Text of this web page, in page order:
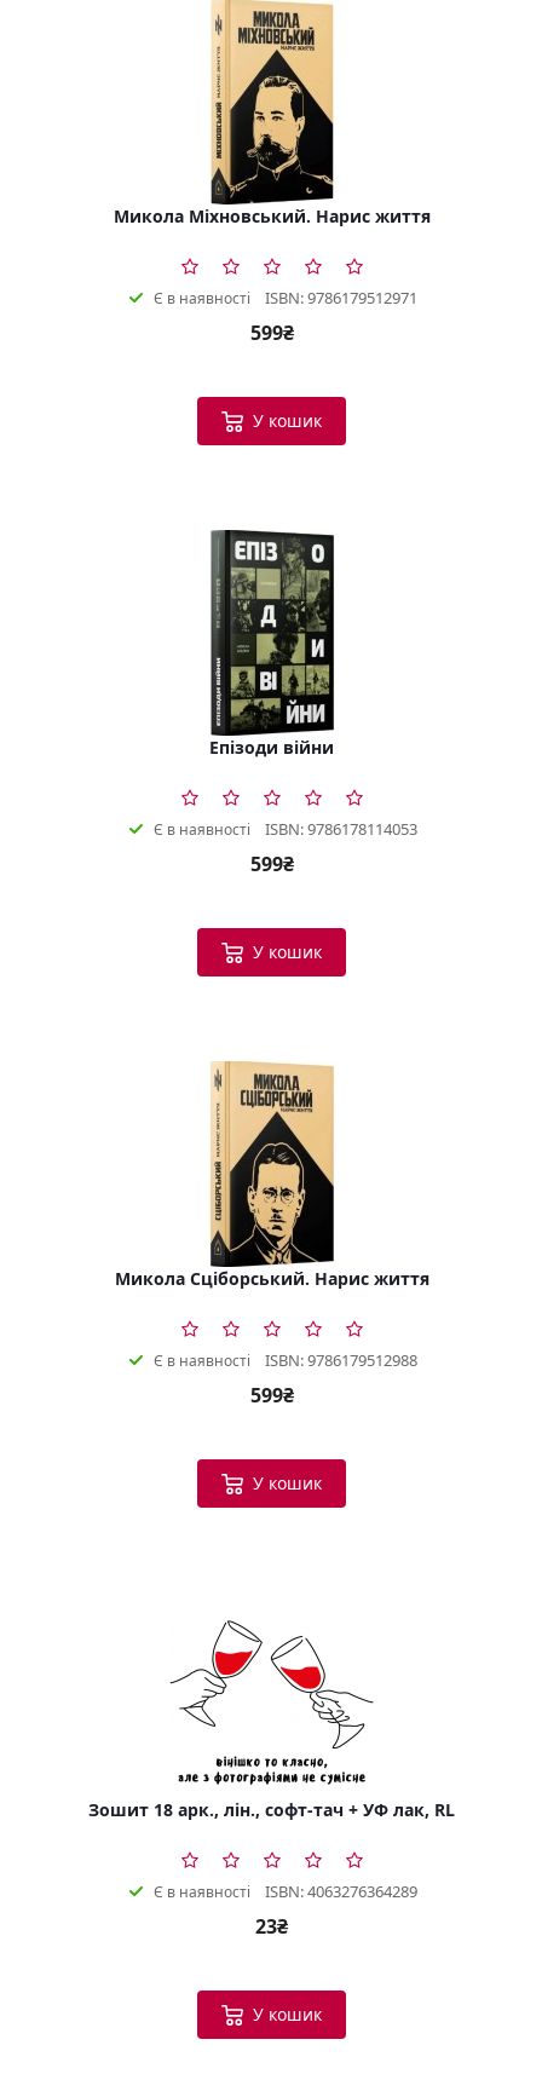
Микола Міхновський. Нарис життя
Є в наявності ISBN: 9786179512971
599₴
У кошик
Епізоди війни
Є в наявності ISBN: 9786178114053
599₴
У кошик
Микола Сціборський. Нарис життя
Є в наявності ISBN: 9786179512988
599₴
У кошик
Зошит 18 арк., лін., софт-тач + УФ лак, RL
Є в наявності ISBN: 4063276364289
23₴
У кошик